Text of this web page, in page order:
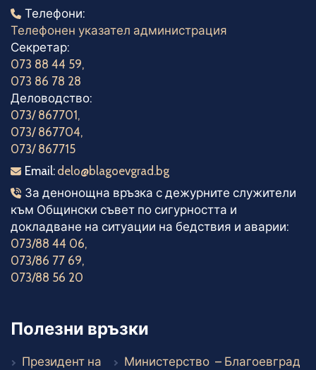
Телефони
Телефони:
Телефонен указател администрация
Секретар:
073 88 44 59,
073 86 78 28
Деловодство:
073/ 867701,
073/ 867704,
073/ 867715
Електронна поща
Email: delo@blagoevgrad.bg
Телефони за денонощна връзка
За денонощна връзка с дежурните служители
към Общински съвет по сигурността и
докладване на ситуации на бедствия и аварии:
073/88 44 06,
073/86 77 69,
073/88 56 20
Полезни връзки
Президент на
Министерство – Благоевград